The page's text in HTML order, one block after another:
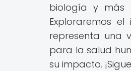
biología y más
Exploraremos
representa una
para la salud
su impacto.